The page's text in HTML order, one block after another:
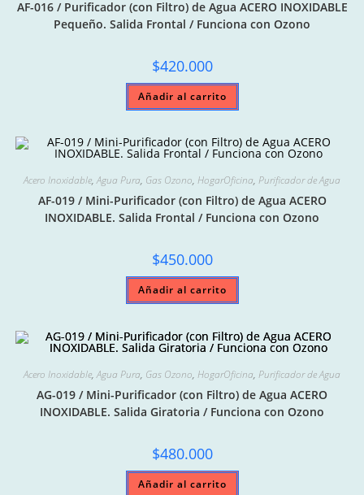
AF-016 / Purificador (con Filtro) de Agua ACERO INOXIDABLE
Pequeño. Salida Frontal / Funciona con Ozono
$420.000
Añadir al carrito
Acero Inoxidable,Agua Pura, Gas Ozono, HogarOficina, Purificador de Agua
AF-019 / Mini-Purificador (con Filtro) de Agua ACERO
INOXIDABLE. Salida Frontal / Funciona con Ozono
$450.000
Añadir al carrito
Acero Inoxidable,Agua Pura, Gas Ozono, HogarOficina, Purificador de Agua
AG-019 / Mini-Purificador (con Filtro) de Agua ACERO
INOXIDABLE. Salida Giratoria / Funciona con Ozono
$480.000
Añadir al carrito